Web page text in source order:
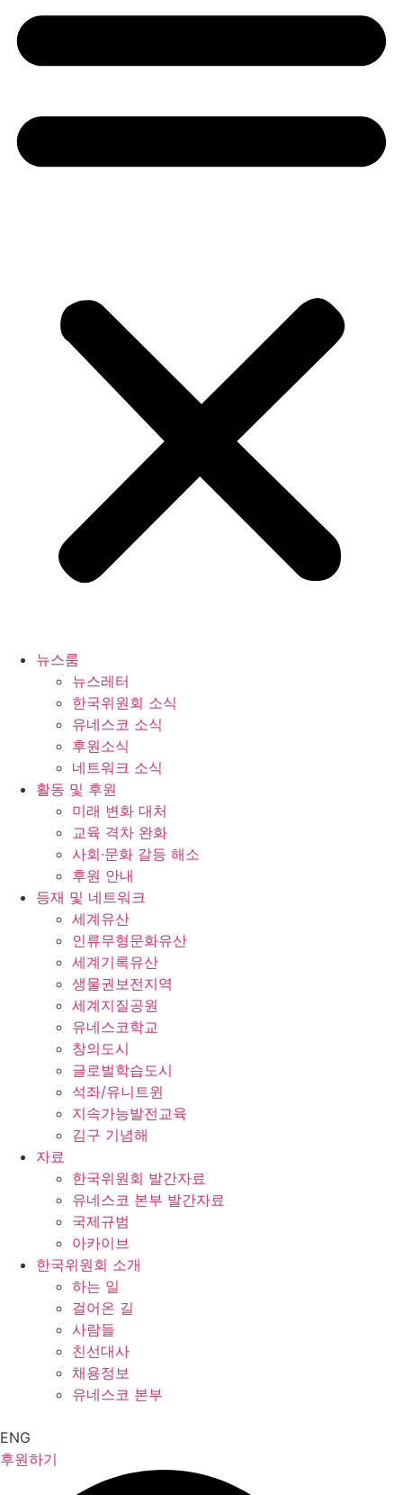
뉴스룸
뉴스레터
한국위원회 소식
유네스코 소식
후원소식
네트워크 소식
활동 및 후원
미래 변화 대처
교육 격차 완화
사회∙문화 갈등 해소
후원 안내
등재 및 네트워크
세계유산
인류무형문화유산
세계기록유산
생물권보전지역
세계지질공원
유네스코학교
창의도시
글로벌학습도시
석좌/유니트윈
지속가능발전교육
김구 기념해
자료
한국위원회 발간자료
유네스코 본부 발간자료
국제규범
아카이브
한국위원회 소개
하는 일
걸어온 길
사람들
친선대사
채용정보
유네스코 본부
ENG
후원하기